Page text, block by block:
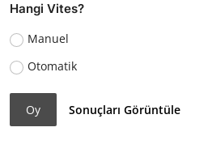
Hangi Vites?
Manuel
Otomatik
Oy Sonuçları Görüntüle